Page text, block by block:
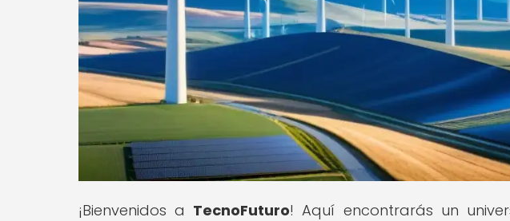
¡Bienvenidos a TecnoFuturo! Aquí encontrarás un